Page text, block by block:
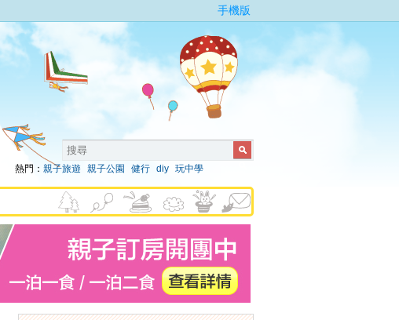
手機版
熱門： 親子旅遊 親子公園 健行 diy 玩中學